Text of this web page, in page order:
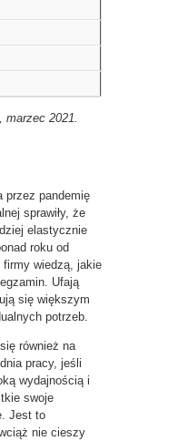
marzec 2021.
przez pandemię
sprawiły, że
elastycznie
roku od
wiedzą, jakie
Ufają
się większym
potrzeb.
również na
pracy, jeśli
wydajnością i
swoje
Jest to
nie cieszy